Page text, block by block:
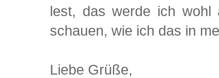
lest, das werde ich wohl
schauen, wie ich das in
Liebe Grüße,